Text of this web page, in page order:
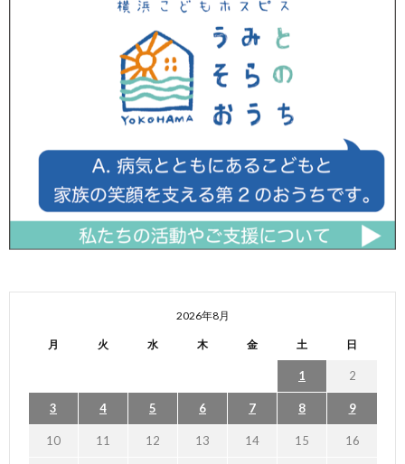
2026年8月
月 火 水 木 金 土 日
1 2
3 4 5 6 7 8 9
10 11 12 13 14 15 16